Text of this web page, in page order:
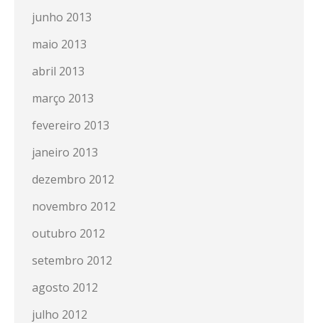
junho 2013
maio 2013
abril 2013
março 2013
fevereiro 2013
janeiro 2013
dezembro 2012
novembro 2012
outubro 2012
setembro 2012
agosto 2012
julho 2012